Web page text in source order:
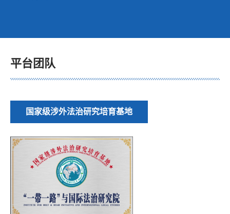
平台团队
国家级涉外法治研究培育基地